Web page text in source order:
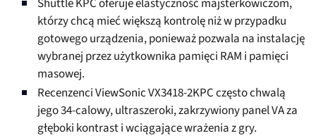
Shuttle KPC oferuje elastyczność majsterkowiczom,
którzy chcą mieć większą kontrolę niż w przypadku
gotowego urządzenia, ponieważ pozwala na instalację
wybranej przez użytkownika pamięci RAM i pamięci
masowej.
Recenzenci ViewSonic VX3418-2KPC często chwalą
jego 34-calowy, ultraszeroki, zakrzywiony panel VA za
głęboki kontrast i wciągające wrażenia z gry.